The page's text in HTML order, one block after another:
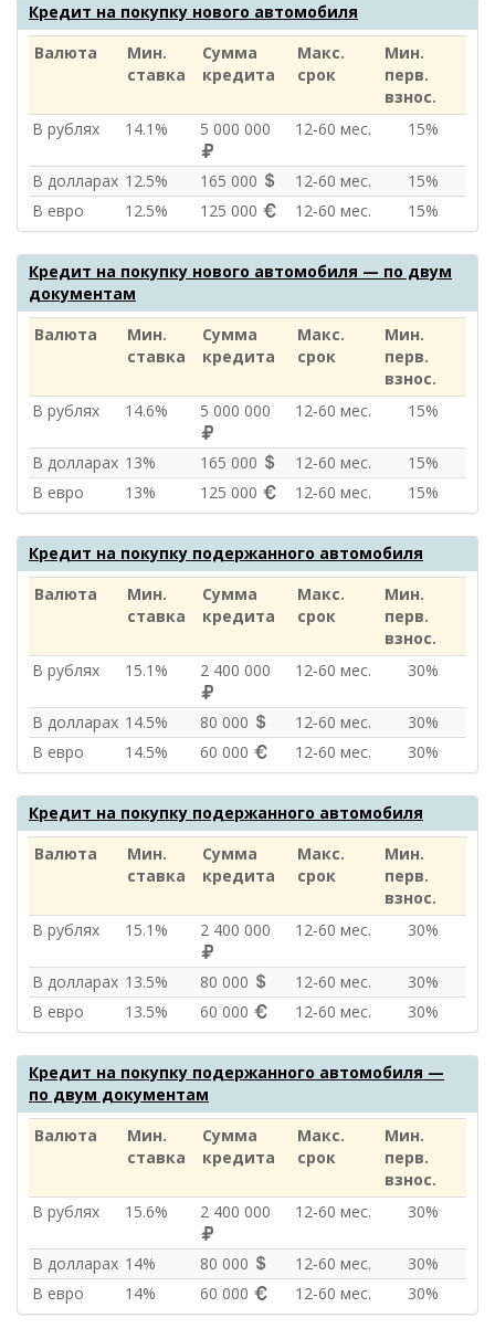
Кредит на покупку нового автомобиля
Валюта
Мин.
ставка
Сумма
кредита
Макс.
срок
Мин.
перв.
взнос.
В рублях
14.1% 5 000 000 12‑60 мес. 15%
В долларах 12.5% 165 000 12‑60 мес.
15%
В евро
12.5% 125 000 12‑60 мес. 15%
Кредит на покупку нового автомобиля — по двум
документам
Валюта
Мин.
ставка
Сумма
кредита
Макс.
срок
Мин.
перв.
взнос.
В рублях
14.6% 5 000 000 12‑60 мес. 15%
В долларах 13% 165 000 12‑60 мес.
15%
В евро
13% 125 000 12‑60 мес. 15%
Кредит на покупку подержанного автомобиля
Валюта
Мин.
ставка
Сумма
кредита
Макс.
срок
Мин.
перв.
взнос.
В рублях
15.1% 2 400 000 12‑60 мес. 30%
В долларах 14.5% 80 000 12‑60 мес.
30%
В евро
14.5% 60 000 12‑60 мес. 30%
Кредит на покупку подержанного автомобиля
Валюта
Мин.
ставка
Сумма
кредита
Макс.
срок
Мин.
перв.
взнос.
В рублях
15.1% 2 400 000 12‑60 мес. 30%
В долларах 13.5% 80 000 12‑60 мес.
30%
В евро
13.5% 60 000 12‑60 мес. 30%
Кредит на покупку подержанного автомобиля —
по двум документам
Валюта
Мин.
ставка
Сумма
кредита
Макс.
срок
Мин.
перв.
взнос.
В рублях
15.6% 2 400 000 12‑60 мес. 30%
В долларах 14% 80 000 12‑60 мес.
30%
В евро
14% 60 000 12‑60 мес. 30%